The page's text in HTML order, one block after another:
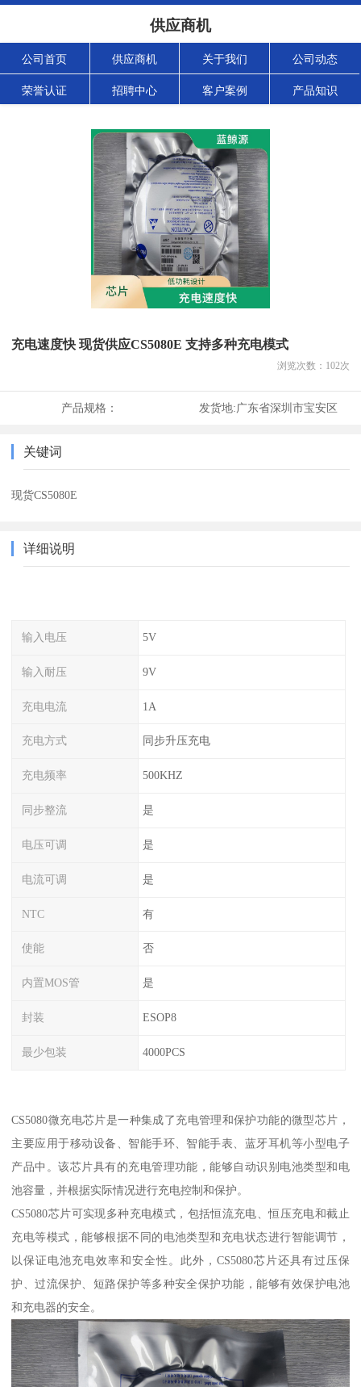
供应商机
公司首页 供应商机 关于我们 公司动态
荣誉认证 招聘中心 客户案例 产品知识
充电速度快 现货供应CS5080E 支持多种充电模式
浏览次数： 102次
产品规格： 发货地:广东省深圳市宝安区
关键词
现货CS5080E
详细说明
输入电压 5V
输入耐压 9V
充电电流 1A
充电方式 同步升压充电
充电频率 500KHZ
同步整流 是
电压可调 是
电流可调 是
NTC 有
使能 否
内置MOS管 是
封装 ESOP8
最少包装 4000PCS
CS5080微充电芯片是一种集成了充电管理和保护功能的微型芯片，
主要应用于移动设备、智能手环、智能手表、蓝牙耳机等小型电子
产品中。该芯片具有的充电管理功能，能够自动识别电池类型和电
池容量，并根据实际情况进行充电控制和保护。
CS5080芯片可实现多种充电模式，包括恒流充电、恒压充电和截止
充电等模式，能够根据不同的电池类型和充电状态进行智能调节，
以保证电池充电效率和安全性。此外，CS5080芯片还具有过压保
护、过流保护、短路保护等多种安全保护功能，能够有效保护电池
和充电器的安全。